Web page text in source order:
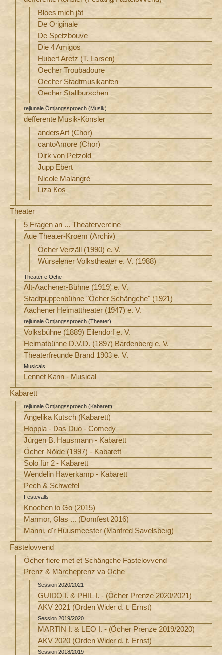
Bloes mich jät
De Originale
De Spetzbouve
Die 4 Amigos
Hubert Aretz (T. Larsen)
Oecher Troubadoure
Oecher Stadtmusikanten
Oecher Stallburschen
rejiunale Ömjangssproech (Musik)
defferente Musik-Könsler
andersArt (Chor)
cantoAmore (Chor)
Dirk von Petzold
Jupp Ebert
Nicole Malangré
Liza Kos
Theater
5 Fragen an ... Theatervereine
Aue Theater-Kroem (Archiv)
Öcher Verzäll (1990) e. V.
Würselener Volkstheater e. V. (1988)
Theater e Oche
Alt-Aachener-Bühne (1919) e. V.
Stadtpuppenbühne "Öcher Schängche" (1921)
Aachener Heimattheater (1947) e. V.
rejiunale Ömjangssproech (Theater)
Volksbühne (1889) Eilendorf e. V.
Heimatbühne D.V.D. (1897) Bardenberg e. V.
Theaterfreunde Brand 1903 e. V.
Musicals
Lennet Kann - Musical
Kabarett
rejiunale Ömjangssproech (Kabarett)
Angelika Kutsch (Kabarett)
Hoppla - Das Duo - Comedy
Jürgen B. Hausmann - Kabarett
Öcher Nölde (1997) - Kabarett
Solo für 2 - Kabarett
Wendelin Haverkamp - Kabarett
Pech & Schwefel
Festevalls
Knochen to Go (2015)
Marmor, Glas ... (Domfest 2016)
Manni, d'r Huusmeester (Manfred Savelsberg)
Fastelovvend
Öcher fiere met et Schängche Fastelovvend
Prenz & Märcheprenz va Oche
Session 2020/2021
GUIDO I. & PHIL I. - (Öcher Prenze 2020/2021)
AKV 2021 (Orden Wider d. t. Ernst)
Session 2019/2020
MARTIN I. & LEO I. - (Öcher Prenze 2019/2020)
AKV 2020 (Orden Wider d. t. Ernst)
Session 2018/2019